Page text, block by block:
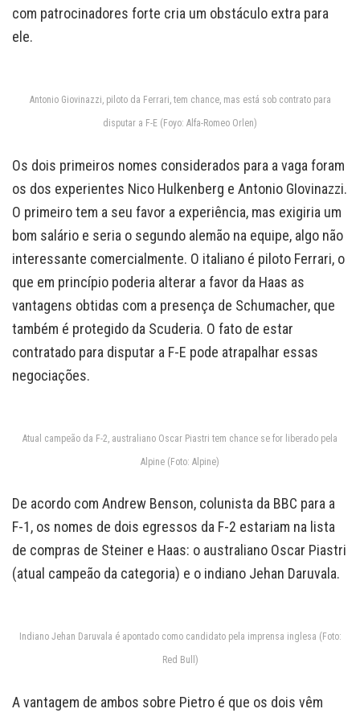
com patrocinadores forte cria um obstáculo extra para
ele.
Antonio Giovinazzi, piloto da Ferrari, tem chance, mas está sob contrato para
disputar a F-E (Foyo: Alfa-Romeo Orlen)
Os dois primeiros nomes considerados para a vaga foram
os dos experientes Nico Hulkenberg e Antonio GIovinazzi.
O primeiro tem a seu favor a experiência, mas exigiria um
bom salário e seria o segundo alemão na equipe, algo não
interessante comercialmente. O italiano é piloto Ferrari, o
que em princípio poderia alterar a favor da Haas as
vantagens obtidas com a presença de Schumacher, que
também é protegido da Scuderia. O fato de estar
contratado para disputar a F-E pode atrapalhar essas
negociações.
Atual campeão da F-2, australiano Oscar Piastri tem chance se for liberado pela
Alpine (Foto: Alpine)
De acordo com Andrew Benson, colunista da BBC para a
F-1, os nomes de dois egressos da F-2 estariam na lista
de compras de Steiner e Haas: o australiano Oscar Piastri
(atual campeão da categoria) e o indiano Jehan Daruvala.
Indiano Jehan Daruvala é apontado como candidato pela imprensa inglesa (Foto:
Red Bull)
A vantagem de ambos sobre Pietro é que os dois vêm